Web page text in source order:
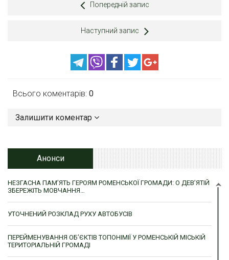
Попередній запис
Наступний запис
Всього коментарів: 0
Залишити коментар
Анонси
НЕЗГАСНА ПАМ’ЯТЬ ГЕРОЯМ РОМЕНСЬКОЇ ГРОМАДИ: О ДЕВ’ЯТІЙ
ЗБЕРЕЖІТЬ МОВЧАННЯ…
УТОЧНЕНИЙ РОЗКЛАД РУХУ АВТОБУСІВ
ПЕРЕЙМЕНУВАННЯ ОБ’ЄКТІВ ТОПОНІМІЇ У РОМЕНСЬКІЙ МІСЬКІЙ
ТЕРИТОРІАЛЬНІЙ ГРОМАДІ